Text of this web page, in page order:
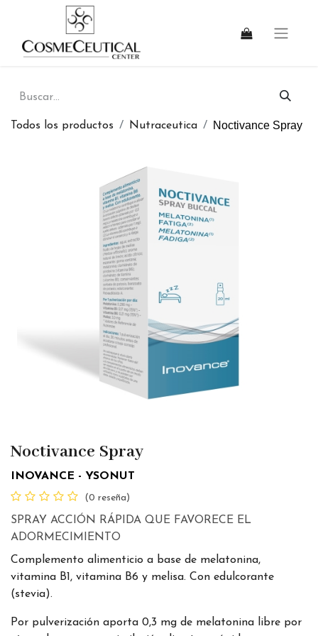
Todos los productos Nutraceutica Noctivance Spray
Noctivance Spray
INOVANCE - YSONUT
(0 reseña)
SPRAY ACCIÓN RÁPIDA QUE FAVORECE EL
ADORMECIMIENTO
Complemento alimenticio a base de melatonina,
vitamina B1, vitamina B6 y melisa. Con edulcorante
(stevia).
Por pulverización aporta 0,3 mg de melatonina libre por